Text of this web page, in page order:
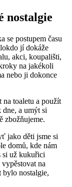
nostalgie
se postupem času
jí dokáže
akci, koupališti,
na jakékoli
nebo ji dokonce
toaletu a použít
dne, a umýt si
zbožňujeme.
jako děti jsme si
domů, kde nám
si už kukuřici
na
bylo nostalgie,